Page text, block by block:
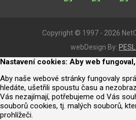
Copyright © 1997 - 2026
webDesign By:
Nastavení cookies: Aby web
Aby naše webové stránky fungovaly
hledáte, ušetřili spoustu času a
Vás nezajímají, potřebujeme od Vás
souborů cookies, tj. malých souborů,
prohlížeči.